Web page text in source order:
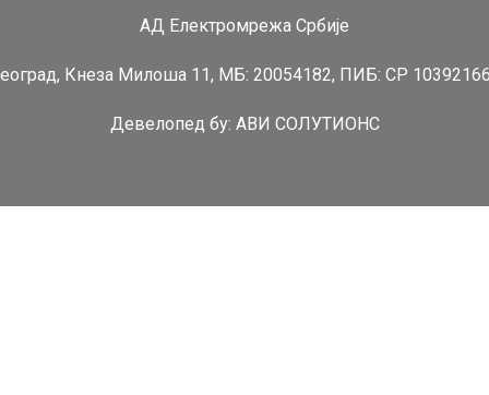
АД Електромрежа Србије
Кнеза Милоша 11, МБ: 20054182, ПИБ: СР
Девелопед бy: АВИ СОЛУТИОНС